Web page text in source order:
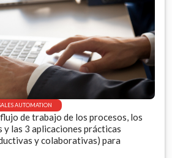
AUTOMATION
de trabajo de los procesos, los
las 3 aplicaciones prácticas
y colaborativas) para